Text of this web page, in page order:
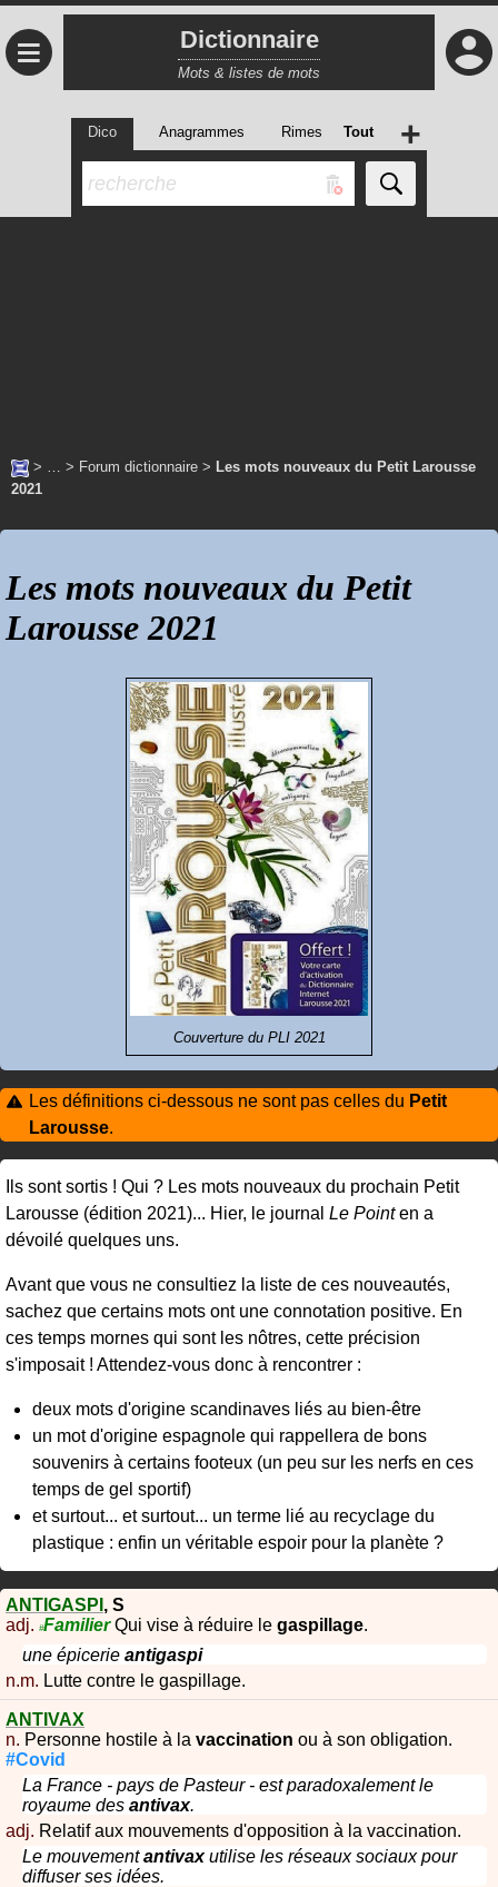
≡ Dictionnaire
Mots & listes de mots
Dico Anagrammes Rimes Tout +
> … > Forum dictionnaire > Les mots nouveaux du Petit Larousse
2021
Les mots nouveaux du Petit
Larousse 2021
Couverture du PLI 2021
Les définitions ci-dessous ne sont pas celles du Petit
Larousse.
Ils sont sortis ! Qui ? Les mots nouveaux du prochain Petit
Larousse (édition 2021)... Hier, le journal Le Pointen a
dévoilé quelques uns.
Avant que vous ne consultiez la liste de ces nouveautés,
sachez que certains mots ont une connotation positive. En
ces temps mornes qui sont les nôtres, cette précision
s'imposait ! Attendez-vous donc à rencontrer :
deux mots d'origine scandinaves liés au bien-être
un mot d'origine espagnole qui rappellera de bons
souvenirs à certains footeux (un peu sur les nerfs en ces
temps de gel sportif)
et surtout... et surtout... un terme lié au recyclage du
plastique : enfin un véritable espoir pour la planète ?
ANTIGASPI, S
adj. #Familier Qui vise à réduire le gaspillage.
une épicerie antigaspi
n.m. Lutte contre le gaspillage.
ANTIVAX
n. Personne hostile à la vaccination ou à son obligation.
#Covid
La France - pays de Pasteur - est paradoxalement le
royaume des antivax.
adj. Relatif aux mouvements d'opposition à la vaccination.
Le mouvementantivaxutilise les réseaux sociaux pour
diffuser ses idées.